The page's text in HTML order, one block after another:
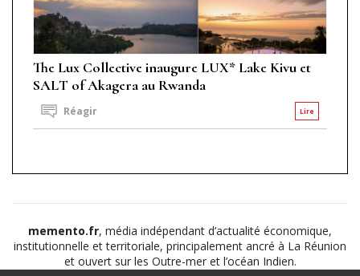
The Lux Collective inaugure LUX* Lake Kivu et
SALT of Akagera au Rwanda
Lire
Réagir
memento.fr, média indépendant d’actualité économique,
institutionnelle et territoriale, principalement ancré à La Réunion
et ouvert sur les Outre-mer et l’océan Indien.